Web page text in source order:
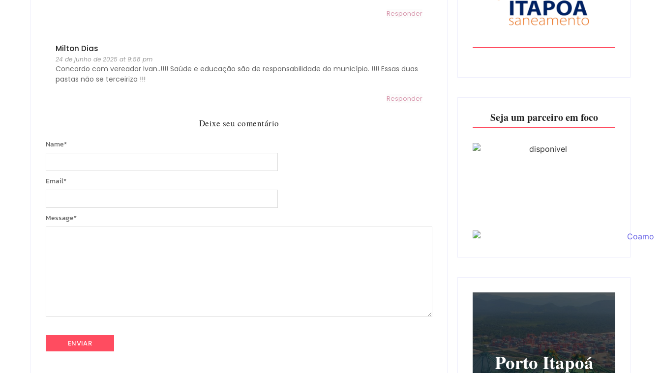
Responder
Milton Dias
24 de junho de 2025 at 9:58 pm
Concordo com vereador Ivan..!!!! Saúde e educação são de responsabilidade do município. !!!! Essas duas
pastas não se terceiriza !!!
Responder
Deixe seu comentário
Message*
Name*
Email*
Seja um parceiro em foco
Porto Itapoá